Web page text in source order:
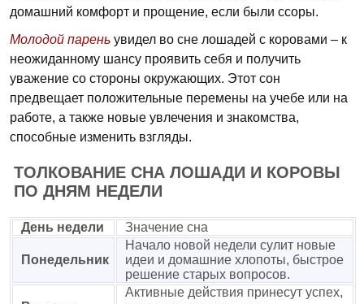
домашний комфорт и прощение, если были ссоры.
Молодой парень увидел во сне лошадей с коровами – к
неожиданному шансу проявить себя и получить
уважение со стороны окружающих. Этот сон
предвещает положительные перемены на учебе или на
работе, а также новые увлечения и знакомства,
способные изменить взгляды.
ТОЛКОВАНИЕ СНА ЛОШАДИ И КОРОВЫ
ПО ДНЯМ НЕДЕЛИ
День недели Значение сна
Понедельник
Начало новой недели сулит новые
идеи и домашние хлопоты, быстрое
решение старых вопросов.
Активные действия принесут успех,